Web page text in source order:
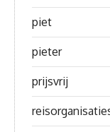
piet
pieter
prijsvrij